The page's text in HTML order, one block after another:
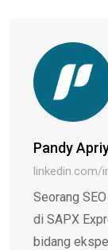
Pandy
linkedin.com/
Seorang
di SAPX
bidang